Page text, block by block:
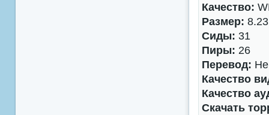
Качество:
Размер:
Сиды: 31
Пиры: 26
Перевод: Не
Качество
Качество
Скачать